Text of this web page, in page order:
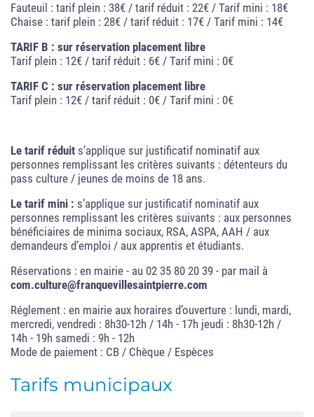
Fauteuil : tarif plein : 38€ / tarif réduit : 22€ / Tarif mini : 18€
Chaise : tarif plein : 28€ / tarif réduit : 17€ / Tarif mini : 14€
TARIF B : sur réservation placement libre
Tarif plein : 12€ / tarif réduit : 6€ / Tarif mini : 0€
TARIF C : sur réservation placement libre
Tarif plein : 12€ / tarif réduit : 0€ / Tarif mini : 0€
Le tarif réduit s’applique sur justificatif nominatif aux
personnes remplissant les critères suivants : détenteurs du
pass culture / jeunes de moins de 18 ans.
Le tarif mini : s’applique sur justificatif nominatif aux
personnes remplissant les critères suivants : aux personnes
bénéficiaires de minima sociaux, RSA, ASPA, AAH / aux
demandeurs d’emploi / aux apprentis et étudiants.
Réservations : en mairie - au 02 35 80 20 39 - par mail à
com.culture@franquevillesaintpierre.com
Réglement : en mairie aux horaires d’ouverture : lundi, mardi,
mercredi, vendredi : 8h30-12h / 14h - 17h jeudi : 8h30-12h /
14h - 19h samedi : 9h - 12h
Mode de paiement : CB / Chèque / Espèces
Tarifs municipaux